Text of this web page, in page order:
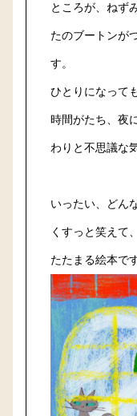
ところが、ねず
たのブートンが
す。
ひとりになって
時間がたち、夜
わりと不思議な
いったい、どん
くすっと笑えて
たたまる絵本です